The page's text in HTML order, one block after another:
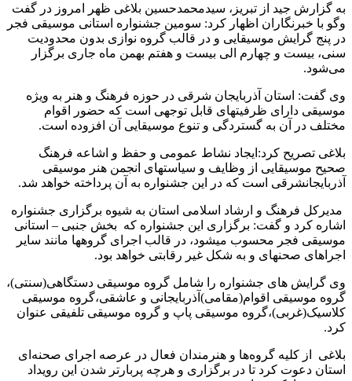
به گزارش جید از تبریز، سیدمحمدحسین بلاغی ظهر امروز در گفت
وگو با خبرنگاران اظهار کرد: سومین جشنواره استانی موسیقی فجر
در پنج گرایش موسیقایی و در قالب گروه نوازی بدون محدودیت
سنی، بیست و چهارم الی بیست و هفتم بهمن ماه جاری برگزار
می‌شود.
وی گفت: استان آذربایجان شرقی در حوزه فرهنگ و هنر به ویژه
موسیقی دارای ظرفیت­های قابل توجهی است که حضور اقوام
مختلف در آن به گستردگی و تنوع موسیقایی آن افزوده است.
بلاغی تصریح کرد:‌ایجاد نشاط عمومی و حفظ و اشاعه فرهنگ
صحیح موسیقایی از وظایف و سیاست­های انجمن هنر موسیقی
آذربایجان­شرقی است که در این جشنواره به آن پرداخته خواهد شد.
مدیرکل فرهنگ و ارشاد اسلامی استان به شیوه برگزاری جشنواره
اشاره کرد و گفت: برگزاری این جشنواره که بخش جنبی – استانی
موسیقی فجر محسوب می­شود، در قالب اجرای گروه­ها مانند سایر
اجراهای صحنه­ای و به شکل غیر رقابتی خواهد بود.
وی گرایش های جشنواره را شامل گروه موسیقی دستگاهی(سنتی)،
گروه موسیقی اقوام(مقامی)آذربایجانی و عاشقی،گروه موسیقی
کلاسیک(غربی)،گروه موسیقی پاپ و گروه موسیقی تلفیقی عنوان
کرد.
بلاغی از کلیه گروه‌ها و هنرمندان فعال در عرصه اجرای صحنه‌ای
استان دعوت کرد تا در برگزاری و هرچه پربارتر شدن این رویداد